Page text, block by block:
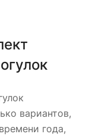
вариантов,
года,